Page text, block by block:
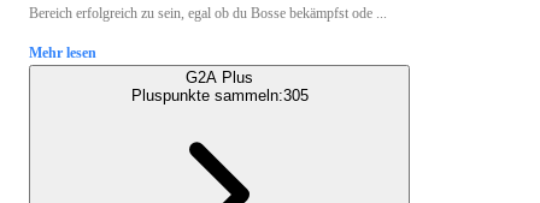
Bereich erfolgreich zu sein, egal ob du Bosse bekämpfst ode ...
Mehr lesen
G2A Plus
Pluspunkte sammeln:305